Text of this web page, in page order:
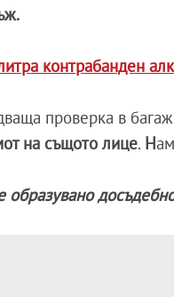
контрабанден
проверка в
на същото лице. Н
образувано